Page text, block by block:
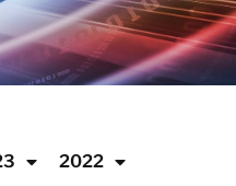
2022